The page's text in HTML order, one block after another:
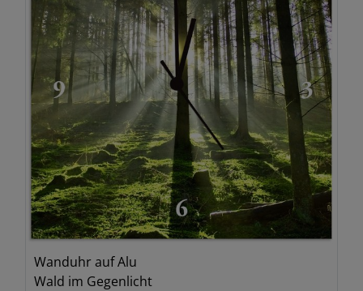
Wanduhr auf Alu
Wald im Gegenlicht